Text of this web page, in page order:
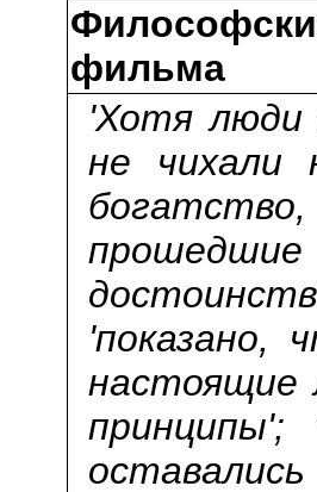
фильма
'Хотя люди
не чихали
'показано,
настоящие